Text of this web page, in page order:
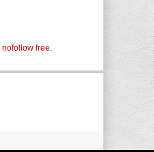
nofollow free.